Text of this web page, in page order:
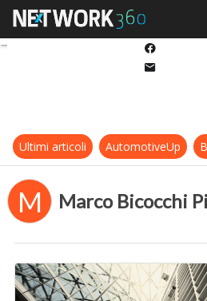
Ultimi articoli AutomotiveUp
M Marco Bicocchi